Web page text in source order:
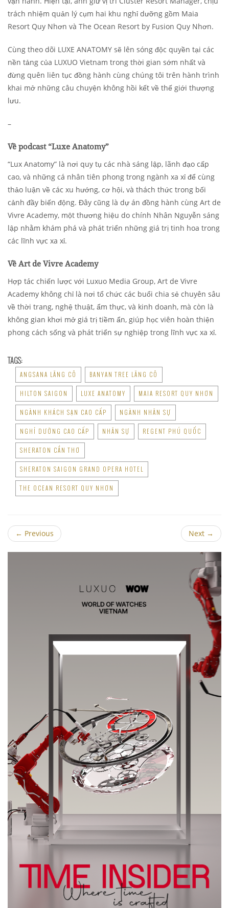
trách nhiệm quản lý cụm hai khu nghỉ dưỡng gồm Maia
Resort Quy Nhơn và The Ocean Resort by Fusion Quy Nhơn.
Cùng theo dõi LUXE ANATOMY sẽ lên sóng độc quyền tại các
nền tảng của LUXUO Vietnam trong thời gian sớm nhất và
đừng quên liên tục đồng hành cùng chúng tôi trên hành trình
khai mở những câu chuyện không hồi kết về thế giới thượng
lưu.
–
Về podcast “Luxe Anatomy”
“Lux Anatomy” là nơi quy tụ các nhà sáng lập, lãnh đạo cấp
cao, và những cá nhân tiên phong trong ngành xa xỉ để cùng
thảo luận về các xu hướng, cơ hội, và thách thức trong bối
cảnh đầy biến động. Đây cũng là dự án đồng hành cùng Art de
Vivre Academy, một thương hiệu do chính Nhân Nguyễn sáng
lập nhằm khám phá và phát triển những giá trị tinh hoa trong
các lĩnh vực xa xỉ.
Về Art de Vivre Academy
Hợp tác chiến lược với Luxuo Media Group, Art de Vivre
Academy không chỉ là nơi tổ chức các buổi chia sẻ chuyên sâu
về thời trang, nghệ thuật, ẩm thực, và kinh doanh, mà còn là
không gian khơi mở giá trị tiềm ẩn, giúp học viên hoàn thiện
phong cách sống và phát triển sự nghiệp trong lĩnh vực xa xỉ.
TAGS:
ANGSANA LĂNG CÔ BANYAN TREE LĂNG CÔ
HILTON SAIGON LUXE ANATOMY MAIA RESORT QUY NHƠN
NGÀNH KHÁCH SẠN CAO CẤP NGÀNH NHÂN SỰ
NGHỈ DƯỠNG CAO CẤP NHÂN SỰ REGENT PHÚ QUỐC
SHERATON CẦN THƠ
SHERATON SAIGON GRAND OPERA HOTEL
THE OCEAN RESORT QUY NHƠN
← Previous Next →